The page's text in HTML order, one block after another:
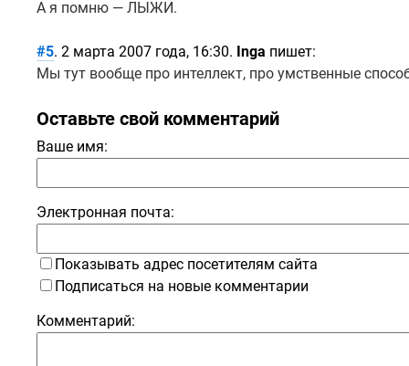
А я помню — ЛЫЖИ.
#5. 2 марта 2007 года, 16:30. Inga пишет:
Мы тут вообще про интеллект, про умственные
Оставьте свой комментарий
Ваше имя:
Электронная почта:
Показывать адрес посетителям сайта
Подписаться на новые комментарии
Комментарий: